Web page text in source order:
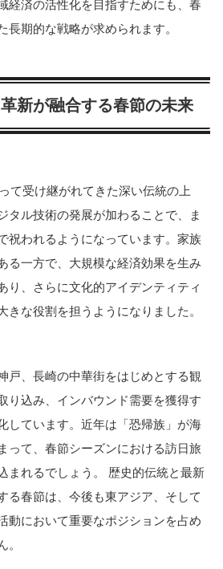
経済の活性化を目指すためにも、春
長期的な戦略が求められます。
新が融合する春節の未来
て受け継がれてきた深い伝統の上
タル技術の発展が加わることで、ま
祝われるようになっています。家族
る一方で、大規模な経済効果を生み
り、さらに文化的アイデンティティ
きな役割を担うようになりました。
戸、長崎の中華街をはじめとする観
り込み、インバウンド需要を獲得す
しています。近年は「恐帰族」が海
って、春節シーズンにおける訪日旅
まれるでしょう。 歴史的伝統と最新
る春節は、今後も東アジア、そして
動において重要なポジションを占め
。